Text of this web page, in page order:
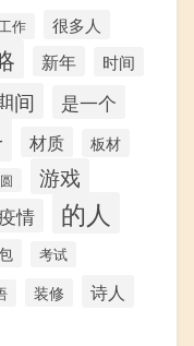
工作 很多人
新年 时间
间 是一个
材质 板材
游戏
情 的人
考试
装修 诗人